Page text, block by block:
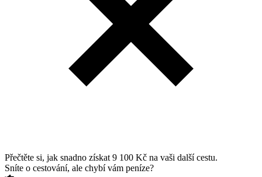
Přečtěte si, jak snadno získat 9 100 Kč na vaši další cestu.
Sníte o cestování, ale chybí vám peníze?